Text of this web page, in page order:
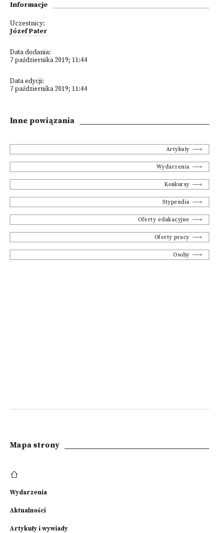
Informacje
Uczestnicy:
Józef Pater
Data dodania:
7 października 2019; 11:44
Data edycji:
7 października 2019; 11:44
Inne powiązania
Artykuły
Wydarzenia
Konkursy
Stypendia
Oferty edukacyjne
Oferty pracy
Osoby
Mapa strony
Wydarzenia
Aktualności
Artykuły i wywiady